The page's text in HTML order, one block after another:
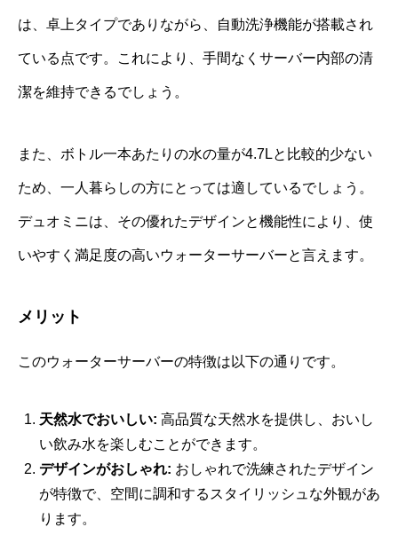
は、卓上タイプでありながら、自動洗浄機能が搭載され
ている点です。これにより、手間なくサーバー内部の清
潔を維持できるでしょう。
また、ボトル一本あたりの水の量が4.7Lと比較的少ない
ため、一人暮らしの方にとっては適しているでしょう。
デュオミニは、その優れたデザインと機能性により、使
いやすく満足度の高いウォーターサーバーと言えます。
メリット
このウォーターサーバーの特徴は以下の通りです。
天然水でおいしい: 高品質な天然水を提供し、おいし
い飲み水を楽しむことができます。
デザインがおしゃれ: おしゃれで洗練されたデザイン
が特徴で、空間に調和するスタイリッシュな外観があ
ります。